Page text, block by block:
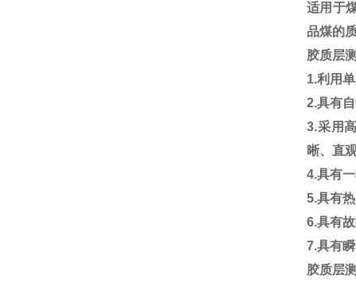
适用于
品煤的
胶质层
1.利用
2.具有
3.采用
晰、直
4.具有
5.具有
6.具有
7.具有
胶质层